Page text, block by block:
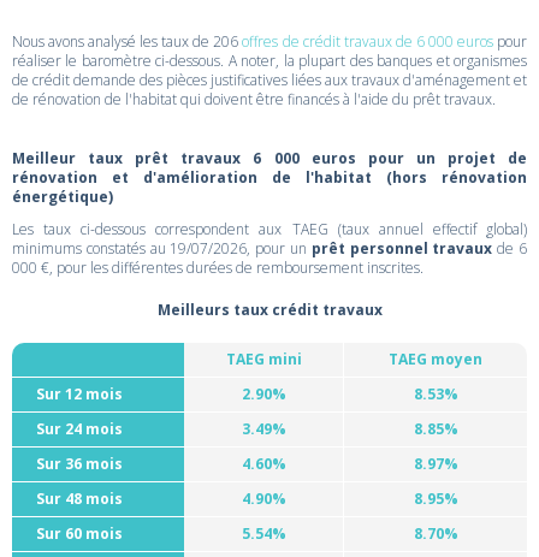
Nous avons analysé les taux de 206offres de crédit travaux de 6 000 euros pour
réaliser le baromètre ci-dessous. A noter, la plupart des banques et organismes
de crédit demande des pièces justificatives liées aux travaux d'aménagement et
de rénovation de l'habitat qui doivent être financés à l'aide du prêt travaux.
Meilleur taux prêt travaux 6 000 euros pour un projet de
rénovation et d'amélioration de l'habitat (hors rénovation
énergétique)
Les taux ci-dessous correspondent aux TAEG (taux annuel effectif global)
minimums constatés au 19/07/2026, pour un prêt personnel travaux de 6
000 €, pour les différentes durées de remboursement inscrites.
Meilleurs taux crédit travaux
TAEG mini
TAEG moyen
Sur 12 mois
2.90%
8.53%
Sur 24 mois
3.49%
8.85%
Sur 36 mois
4.60%
8.97%
Sur 48 mois
4.90%
8.95%
Sur 60 mois
5.54%
8.70%